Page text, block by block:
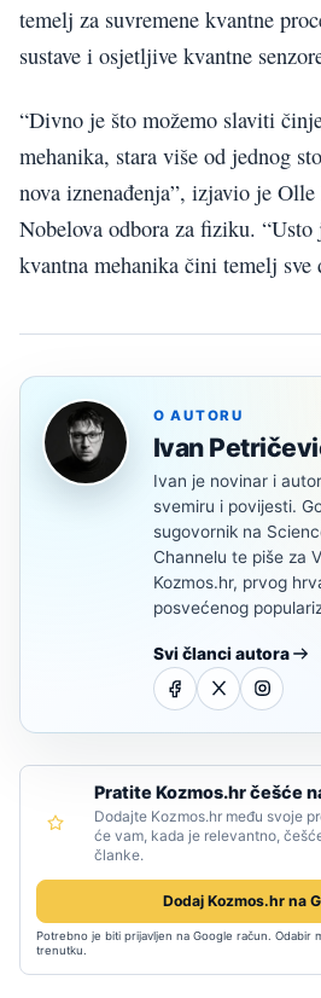
temelj za suvremene kvantne
sustave i osjetljive kvantne
“Divno je što možemo slaviti
mehanika, stara više od jednog
nova iznenađenja”, izjavio je
Nobelova odbora za fiziku.
kvantna mehanika čini temelj
O AUTORU
Ivan
Ivan je novinar i
svemiru i povijesti.
sugovornik na
Channelu te piše za
Kozmos.hr, prvog
posvećenog
Svi članci autora
Pratite Kozmos.hr češće
Dodajte Kozmos.hr među svoje
će vam, kada je relevantno,
članke.
Dodaj Kozmos.hr na
Potrebno je biti prijavljen na Google račun. Odabir
trenutku.